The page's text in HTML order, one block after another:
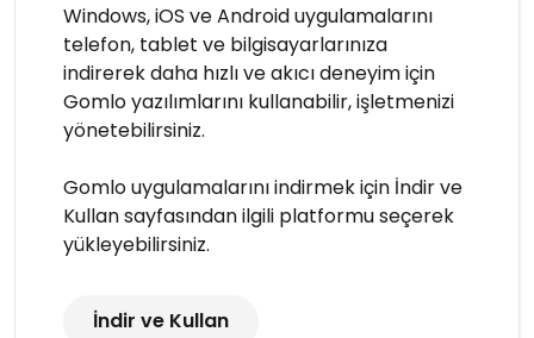
Windows, iOS ve Android uygulamalarını
telefon, tablet ve bilgisayarlarınıza
indirerek daha hızlı ve akıcı deneyim için
Gomlo yazılımlarını kullanabilir, işletmenizi
yönetebilirsiniz.
Gomlo uygulamalarını indirmek için İndir ve
Kullan sayfasından ilgili platformu seçerek
yükleyebilirsiniz.
İndir ve Kullan